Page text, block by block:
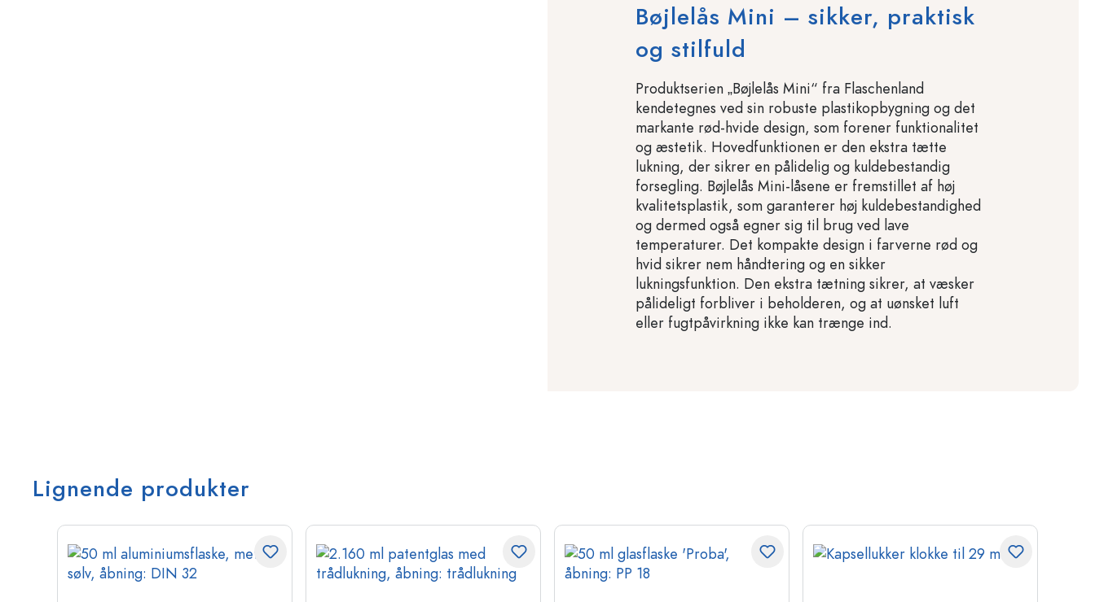
Bøjlelås Mini – sikker, praktisk
og stilfuld
Produktserien „Bøjlelås Mini“ fra Flaschenland
kendetegnes ved sin robuste plastikopbygning og det
markante rød-hvide design, som forener funktionalitet
og æstetik. Hovedfunktionen er den ekstra tætte
lukning, der sikrer en pålidelig og kuldebestandig
forsegling. Bøjlelås Mini-låsene er fremstillet af høj
kvalitetsplastik, som garanterer høj kuldebestandighed
og dermed også egner sig til brug ved lave
temperaturer. Det kompakte design i farverne rød og
hvid sikrer nem håndtering og en sikker
lukningsfunktion. Den ekstra tætning sikrer, at væsker
pålideligt forbliver i beholderen, og at uønsket luft
eller fugtpåvirkning ikke kan trænge ind.
Lignende produkter